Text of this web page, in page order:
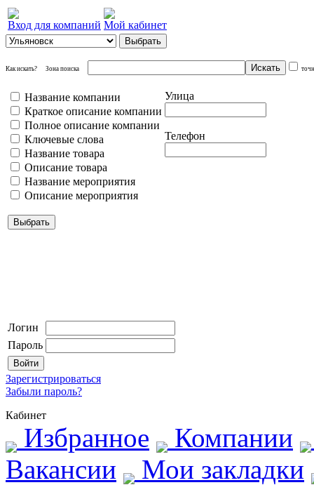
Вход для компаний Мой кабинет
Как искать? Зона поиска
Название компании
Краткое описание компании
Полное описание компании
Ключевые слова
Название товара
Описание товара
Название мероприятия
Описание мероприятия
Улица
Телефон
Логин
Пароль
Зарегистрироваться
Забыли пароль?
Кабинет
Избранное Компании
Вакансии
Мои закладки